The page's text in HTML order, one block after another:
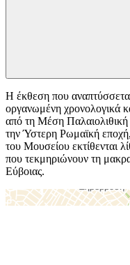
Η έκθεση που αναπτύσσεται
οργανωμένη χρονολογικά
από τη Μέση Παλαιολιθική
την Ύστερη Ρωμαϊκή
του Μουσείου εκτίθενται
που τεκμηριώνουν τη
Εύβοιας.
＋ －